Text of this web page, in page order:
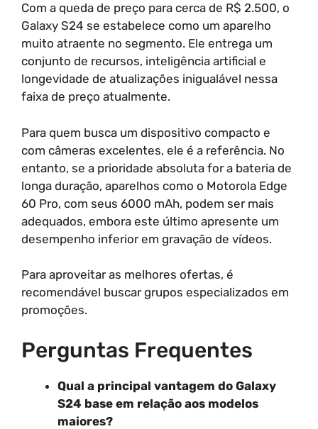
Com a queda de preço para cerca de R$ 2.500, o
Galaxy S24 se estabelece como um aparelho
muito atraente no segmento. Ele entrega um
conjunto de recursos, inteligência artificial e
longevidade de atualizações inigualável nessa
faixa de preço atualmente.
Para quem busca um dispositivo compacto e
com câmeras excelentes, ele é a referência. No
entanto, se a prioridade absoluta for a bateria de
longa duração, aparelhos como o Motorola Edge
60 Pro, com seus 6000 mAh, podem ser mais
adequados, embora este último apresente um
desempenho inferior em gravação de vídeos.
Para aproveitar as melhores ofertas, é
recomendável buscar grupos especializados em
promoções.
Perguntas Frequentes
Qual a principal vantagem do Galaxy
S24 base em relação aos modelos
maiores?